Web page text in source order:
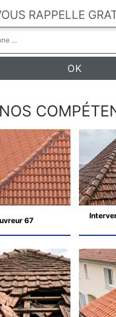
RAPPELLE
NOS
67